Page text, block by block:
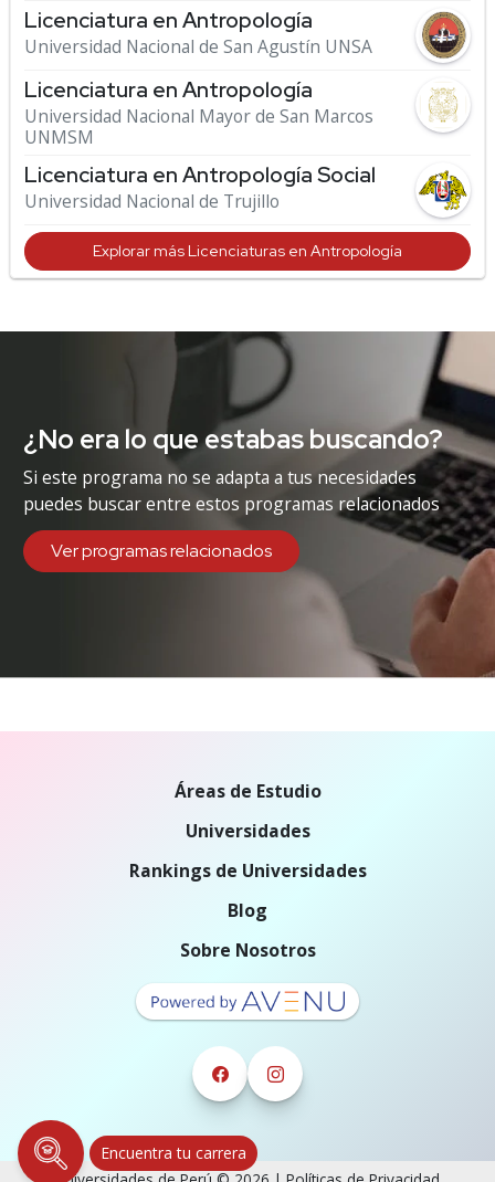
Licenciatura en Antropología
Universidad Nacional de San Agustín UNSA
Licenciatura en Antropología
Universidad Nacional Mayor de San Marcos
UNMSM
Licenciatura en Antropología Social
Universidad Nacional de Trujillo
Explorar más Licenciaturas en Antropología
¿No era lo que estabas buscando?
Si este programa no se adapta a tus necesidades
puedes buscar entre estos programas relacionados
Ver programas relacionados
Encuentra tu carrera
Áreas de Estudio
Universidades
Rankings de Universidades
Blog
Sobre Nosotros